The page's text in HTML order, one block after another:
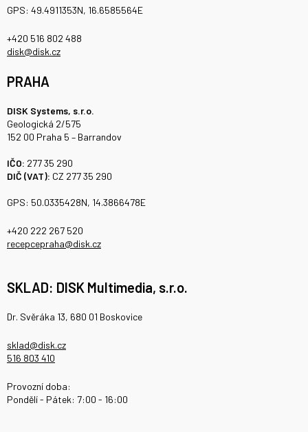
GPS: 49.4911353N, 16.6585564E
+420 516 802 488
disk@disk.cz
PRAHA
DISK Systems, s.r.o.
Geologická 2/575
152 00 Praha 5 – Barrandov
IČO: 277 35 290
DIČ (VAT): CZ 277 35 290
GPS: 50.0335428N, 14.3866478E
+420 222 267 520
recepcepraha@disk.cz
SKLAD: DISK Multimedia, s.r.o.
Dr. Svěráka 13, 680 01 Boskovice
sklad@disk.cz
516 803 410
Provozní doba:
Pondělí - Pátek: 7:00 - 16:00